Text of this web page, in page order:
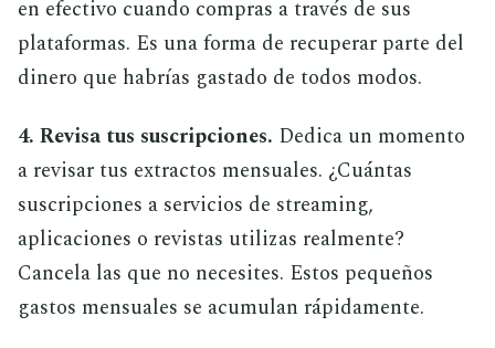
en efectivo cuando compras a través de sus
plataformas. Es una forma de recuperar parte del
dinero que habrías gastado de todos modos.
4. Revisa tus suscripciones. Dedica un momento
a revisar tus extractos mensuales. ¿Cuántas
suscripciones a servicios de streaming,
aplicaciones o revistas utilizas realmente?
Cancela las que no necesites. Estos pequeños
gastos mensuales se acumulan rápidamente.